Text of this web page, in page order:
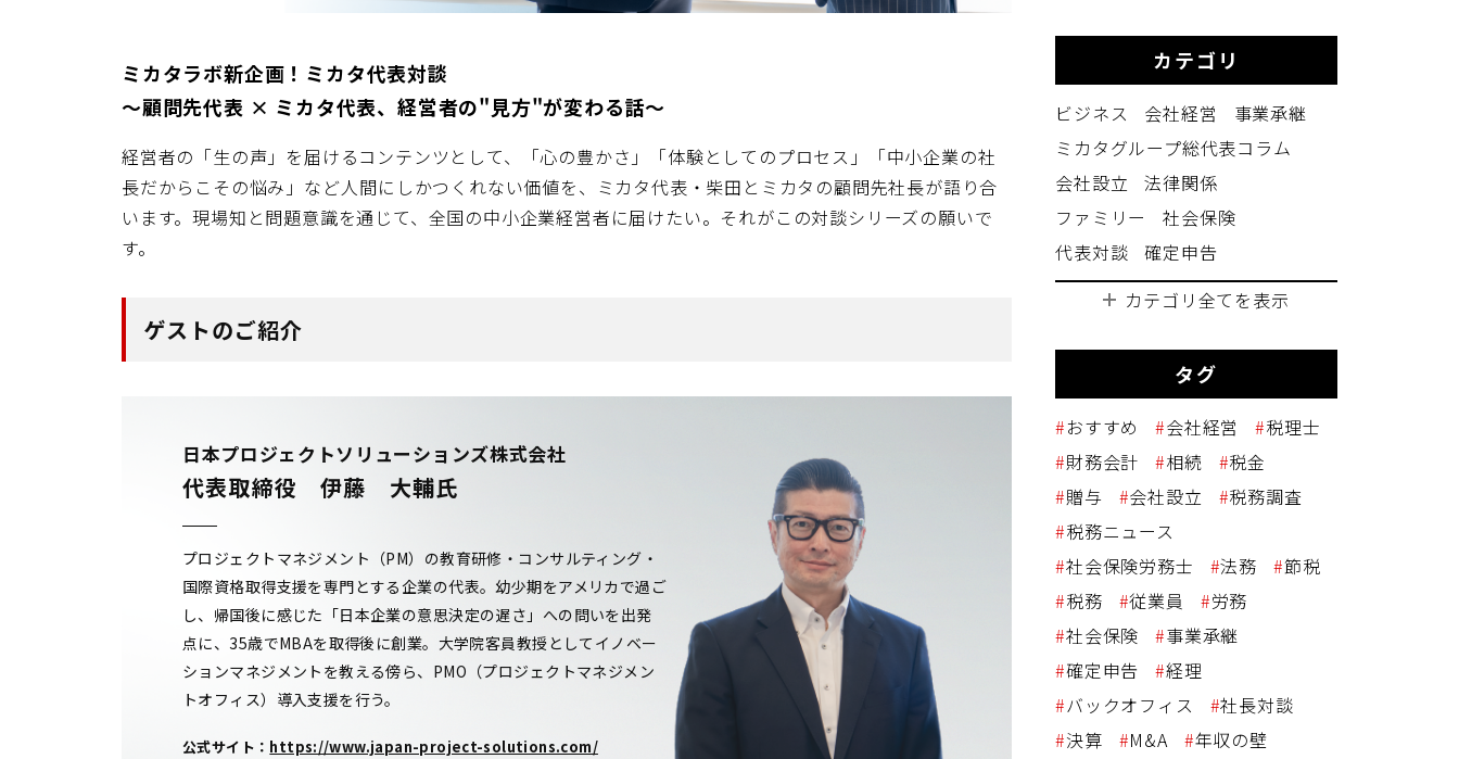
ミカタラボ新企画！ミカタ代表対談
〜顧問先代表 × ミカタ代表、経営者の"見方"が変わる話〜
経営者の「生の声」を届けるコンテンツとして、「心の豊かさ」「体験としてのプロセス」「中小企業の社
長だからこその悩み」など――人間にしかつくれない価値を、ミカタ代表・柴田とミカタの顧問先社長が語り合
います。現場知と問題意識を通じて、全国の中小企業経営者に届けたい。それがこの対談シリーズの願いで
す。
ゲストのご紹介
日本プロジェクトソリューションズ株式会社
代表取締役 伊藤 大輔氏
プロジェクトマネジメント（PM）の教育研修・コンサルティング・
国際資格取得支援を専門とする企業の代表。幼少期をアメリカで過ご
し、帰国後に感じた「日本企業の意思決定の遅さ」への問いを出発
点に、35歳でMBAを取得後に創業。大学院客員教授としてイノベー
ションマネジメントを教える傍ら、PMO（プロジェクトマネジメン
トオフィス）導入支援を行う。
公式サイト： https://www.japan-project-solutions.com/
カテゴリ
ビジネス 会社経営
事業承継
ミカタグループ総代表コラム
会社設立
法律関係
ファミリー
社会保険
代表対談
確定申告
カテゴリ全てを表示
タグ
おすすめ 会社経営
税理士
財務会計
相続
税金
贈与
会社設立
税務調査
税務ニュース
社会保険労務士
法務
節税
税務
従業員
労務
社会保険
事業承継
確定申告
経理
バックオフィス
社長対談
決算
M&A
年収の壁